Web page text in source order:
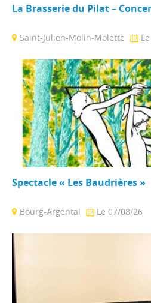
La Brasserie du Pilat –
Saint-Julien-Molin-Molette
brouille les genres avec une
Spectacle « Les Baudrières »
Bourg-Argental
Le 07/08/26
technique acrobatique et ...